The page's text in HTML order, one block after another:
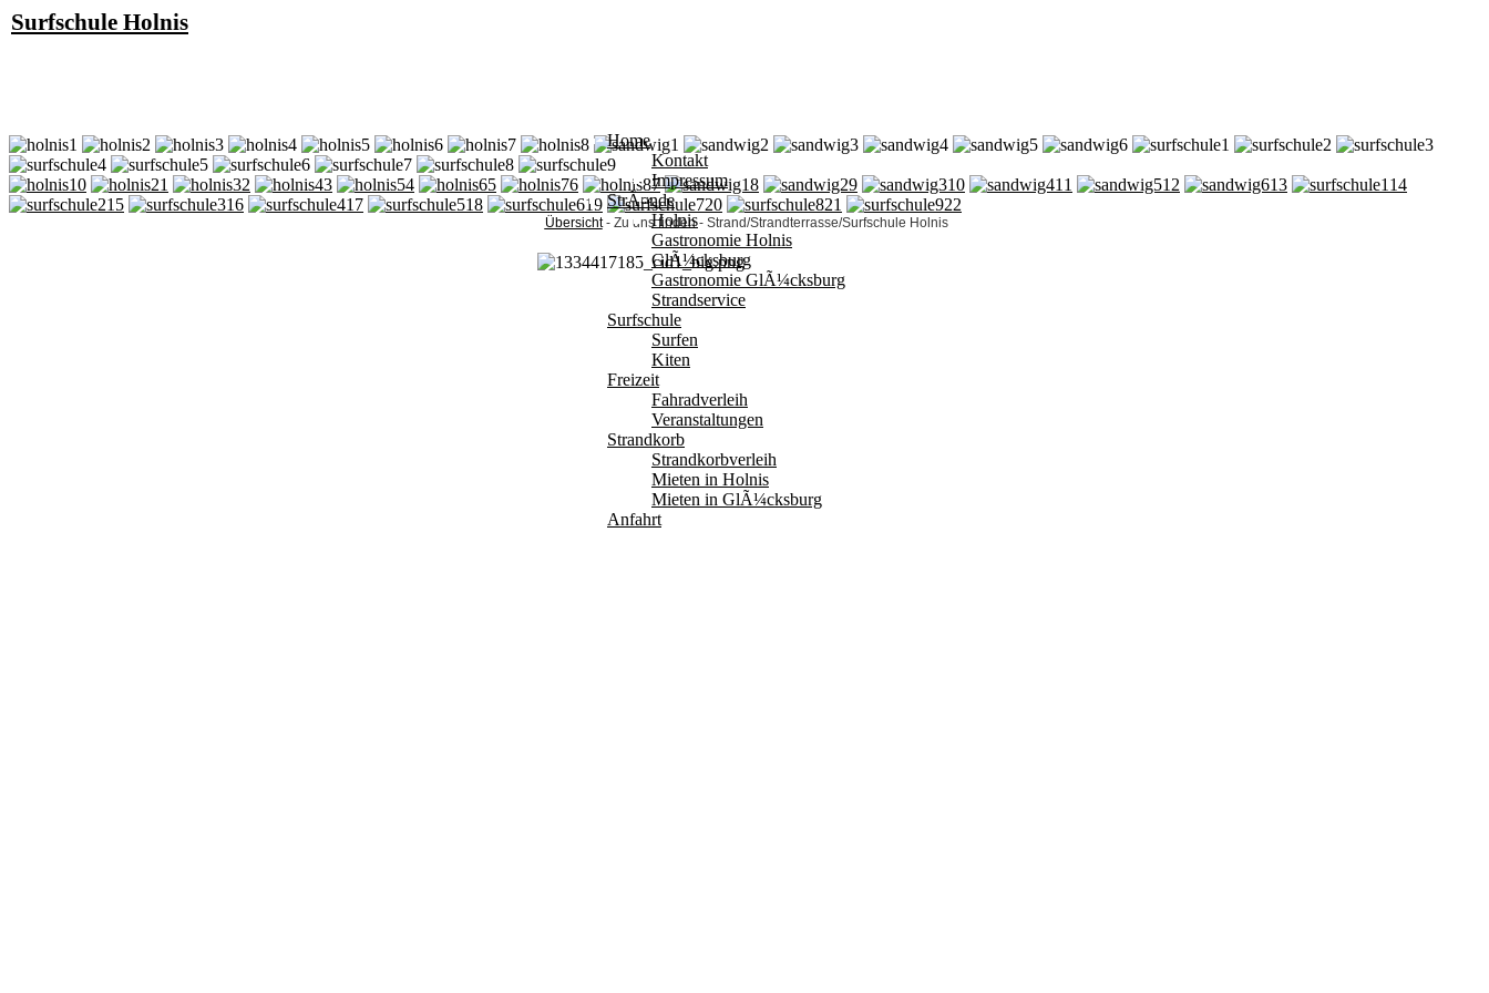
Surfschule Holnis
Home
Kontakt
Impressum
StrÃ¤nde
Holnis
Gastronomie Holnis
GlÃ¼cksburg
Gastronomie GlÃ¼cksburg
Strandservice
Surfschule
Surfen
Kiten
Freizeit
Fahradverleih
Veranstaltungen
Strandkorb
Strandkorbverleih
Mieten in Holnis
Mieten in GlÃ¼cksburg
Anfahrt
0 1 2 3 4 5 6 7 8 9 10 11 12 13
14
15
16 17 18 19 20 21 22
Übersicht- Zu uns finden - Strand/Strandterrasse/Surfschule Holnis